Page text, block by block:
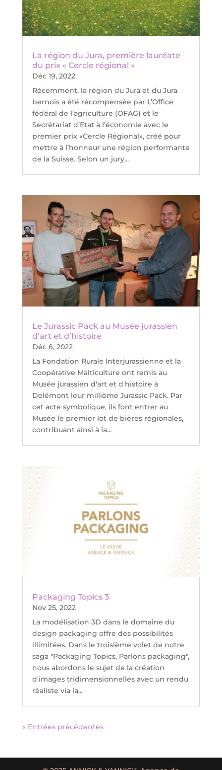
La région du Jura, première lauréate
du prix « Cercle régional »
Déc 19, 2022
Récemment, la région du Jura et du Jura
bernois a été récompensée par L’Office
fédéral de l’agriculture (OFAG) et le
Secrétariat d’Etat à l’économie avec le
premier prix «Cercle Régional», créé pour
mettre à l’honneur une région performante
de la Suisse. Selon un jury...
Le Jurassic Pack au Musée jurassien
d’art et d’histoire
Déc 6, 2022
La Fondation Rurale Interjurassienne et la
Coopérative Malticulture ont remis au
Musée jurassien d'art et d'histoire à
Delémont leur millième Jurassic Pack. Par
cet acte symbolique, ils font entrer au
Musée le premier lot de bières régionales,
contribuant ainsi à la...
Packaging Topics 3
Nov 25, 2022
La modélisation 3D dans le domaine du
design packaging offre des possibilités
illimitées. Dans le troisième volet de notre
saga "Packaging Topics, Parlons packaging",
nous abordons le sujet de la création
d'images tridimensionnelles avec un rendu
réaliste via la...
« Entrées précédentes